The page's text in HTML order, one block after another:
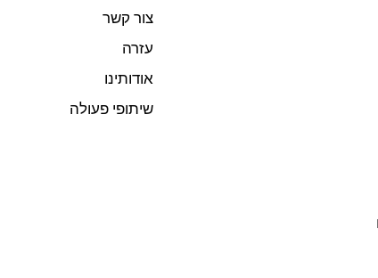
צור קשר
עזרה
אודותינו
שיתופי פעולה